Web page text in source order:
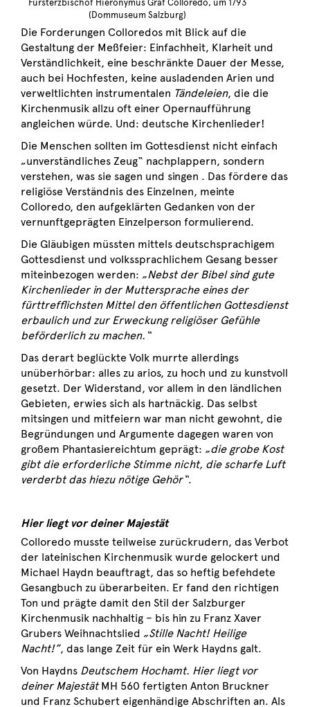
Fürsterzbischof Hieronymus Graf Colloredo, um 1793
(Dommuseum Salzburg)
Die Forderungen Colloredos mit Blick auf die
Gestaltung der Meßfeier: Einfachheit, Klarheit und
Verständlichkeit, eine beschränkte Dauer der Messe,
auch bei Hochfesten, keine ausladenden Arien und
verweltlichten instrumentalen Tändeleien, die die
Kirchenmusik allzu oft einer Opernaufführung
angleichen würde. Und: deutsche Kirchenlieder!
Die Menschen sollten im Gottesdienst nicht einfach
„unverständliches Zeug“ nachplappern, sondern
verstehen, was sie sagen und singen . Das fördere das
religiöse Verständnis des Einzelnen, meinte
Colloredo, den aufgeklärten Gedanken von der
vernunftgeprägten Einzelperson formulierend.
Die Gläubigen müssten mittels deutschsprachigem
Gottesdienst und volkssprachlichem Gesang besser
miteinbezogen werden: „Nebst der Bibel sind gute
Kirchenlieder in der Muttersprache eines der
fürttrefflichsten Mittel den öffentlichen Gottesdienst
erbaulich und zur Erweckung religiöser Gefühle
beförderlich zu machen.“
Das derart beglückte Volk murrte allerdings
unüberhörbar: alles zu arios, zu hoch und zu kunstvoll
gesetzt. Der Widerstand, vor allem in den ländlichen
Gebieten, erwies sich als hartnäckig. Das selbst
mitsingen und mitfeiern war man nicht gewohnt, die
Begründungen und Argumente dagegen waren von
großem Phantasiereichtum geprägt: „die grobe Kost
gibt die erforderliche Stimme nicht, die scharfe Luft
verderbt das hiezu nötige Gehör“.
Hier liegt vor deiner Majestät
Colloredo musste teilweise zurückrudern, das Verbot
der lateinischen Kirchenmusik wurde gelockert und
Michael Haydn beauftragt, das so heftig befehdete
Gesangbuch zu überarbeiten. Er fand den richtigen
Ton und prägte damit den Stil der Salzburger
Kirchenmusik nachhaltig – bis hin zu Franz Xaver
Grubers Weihnachtslied „Stille Nacht! Heilige
Nacht!”, das lange Zeit für ein Werk Haydns galt.
Von Haydns Deutschem Hochamt. Hier liegt vor
deiner MajestätMH 560 fertigten Anton Bruckner
und Franz Schubert eigenhändige Abschriften an. Als